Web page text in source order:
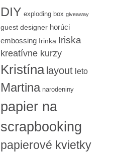
DIY exploding box giveaway
guest designer horúci
embossing Irinka Iriska
kreatívne kurzy
Kristína layout leto
Martina narodeniny
papier na
scrapbooking
papierové kvietky